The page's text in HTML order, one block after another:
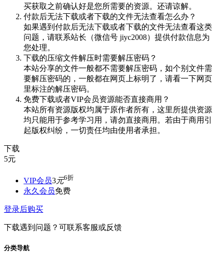
买获取之前确认好是您所需要的资源。还请谅解。
付款后无法下载或者下载的文件无法查看怎么办？
如果遇到付款后无法下载或者下载的文件无法查看这类
问题，请联系站长（微信号 jiyc2008）提供付款信息为
您处理。
下载的压缩文件解压时需要解压密码？
本站分享的文件一般都不需要解压密码，如个别文件需
要解压密码的，一般都在网页上标明了，请看一下网页
里标注的解压密码。
免费下载或者VIP会员资源能否直接商用？
本站所有资源版权均属于原作者所有，这里所提供资源
均只能用于参考学习用，请勿直接商用。若由于商用引
起版权纠纷，一切责任均由使用者承担。
下载
5元
VIP会员3元6折
永久会员免费
登录后购买
下载遇到问题？可联系客服或反馈
分类导航